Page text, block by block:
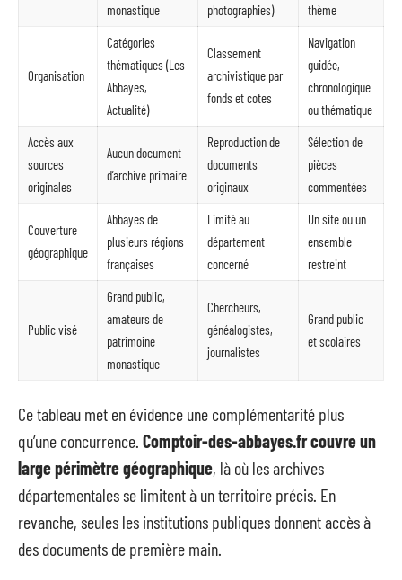
monastique
photographies)
thème
Organisation
Catégories
thématiques (Les
Abbayes,
Actualité)
Classement
archivistique par
fonds et cotes
Navigation
guidée,
chronologique
ou thématique
Accès aux
sources
originales
Aucun document
d’archive primaire
Reproduction de
documents
originaux
Sélection de
pièces
commentées
Couverture
géographique
Abbayes de
plusieurs régions
françaises
Limité au
département
concerné
Un site ou un
ensemble
restreint
Public visé
Grand public,
amateurs de
patrimoine
monastique
Chercheurs,
généalogistes,
journalistes
Grand public
et scolaires
Ce tableau met en évidence une complémentarité plus
qu’une concurrence. Comptoir-des-abbayes.fr couvre un
large périmètre géographique, là où les archives
départementales se limitent à un territoire précis. En
revanche, seules les institutions publiques donnent accès à
des documents de première main.